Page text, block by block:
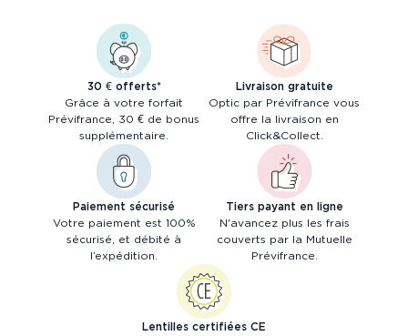
30 € offerts*
Grâce à votre forfait
Prévifrance, 30 € de bonus
supplémentaire.
Livraison gratuite
Optic par Prévifrance vous
offre la livraison en
Click&Collect.
Paiement sécurisé
Votre paiement est 100%
sécurisé, et débité à
l’expédition.
Tiers payant en ligne
N'avancez plus les frais
couverts par la Mutuelle
Prévifrance.
Lentilles certifiées CE